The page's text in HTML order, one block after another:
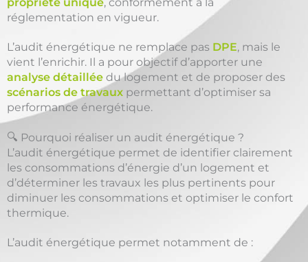
réglementation en vigueur.
L’audit énergétique ne remplace pas DPE, mais le
vient l’enrichir. Il a pour objectif d’apporter une
analyse détaillée du logement et de proposer des
scénarios de travaux permettant d’optimiser sa
performance énergétique.
🔍 Pourquoi réaliser un audit énergétique ?
L’audit énergétique permet de identifier clairement
les consommations d’énergie d’un logement et
d’déterminer les travaux les plus pertinents pour
diminuer les consommations et optimiser le confort
thermique.
L’audit énergétique permet notamment de :